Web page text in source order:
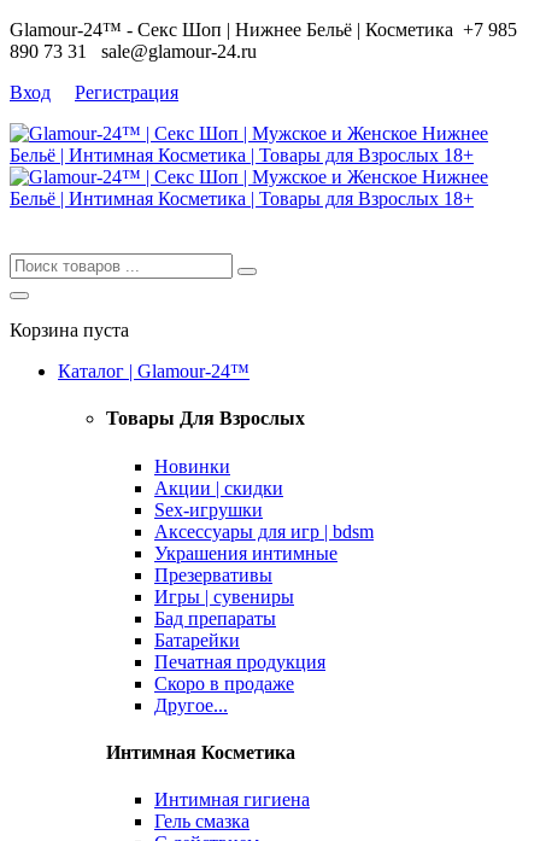
Glamour-24™ - Секс Шоп | Нижнее Бельё | Косметика +7 985
890 73 31 sale@glamour-24.ru
Вход
Регистрация
Корзина пуста
Каталог | Glamour-24™
Товары Для Взрослых
Новинки
Акции | скидки
Sex-игрушки
Аксессуары для игр | bdsm
Украшения интимные
Презервативы
Игры | сувениры
Бад препараты
Батарейки
Печатная продукция
Скоро в продаже
Другое...
Интимная Косметика
Интимная гигиена
Гель смазка